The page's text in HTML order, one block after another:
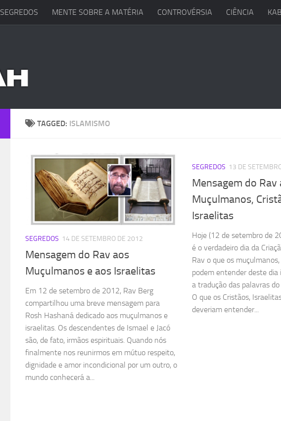
SEGREDOS MENTE SOBRE A MATÉRIA CONTROVÉRSIA CIÊNCIA
TAGGED: ISLAMISMO
SEGREDOS 14 DE SETEMBRO DE 2012
Mensagem do Rav aos
Muçulmanos e aos Israelitas
Em 12 de setembro de 2012, Rav Berg
compartilhou uma breve mensagem para
Rosh Hashaná dedicado aos muçulmanos e
israelitas. Os descendentes de Ismael e Jacó
são, de fato, irmãos espirituais. Quando nós
finalmente nos reunirmos em mútuo respeito,
dignidade e amor incondicional por um outro, o
mundo conhecerá a...
SEGREDOS 13 DE
Mensagem do Rav
Muçulmanos,
Israelitas
Hoje (12 de setembro de
é o verdadeiro dia da
Rav o que os
podem entender deste
a tradução das palavras
O que os Cristãos,
deveriam entender...